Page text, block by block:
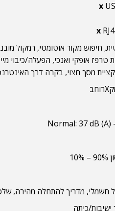
חיפוש מקור אוטומטי, רמקול
טרפז אופקי ואנכי, הפעלה/כיבוי
מסך חצוי, בקרה דרך
10% – 90%
חשמלי, מדריך להתחלה מהירה,
כיתה